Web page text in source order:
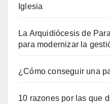
Iglesia
La Arquidiócesis de
para modernizar la
¿Cómo conseguir una
10 razones por las que